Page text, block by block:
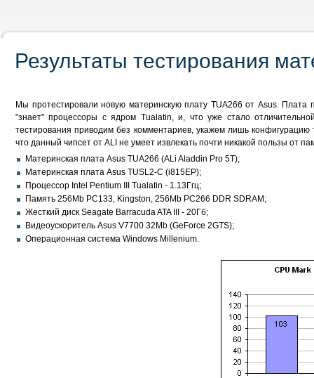
Результаты тестирования
Мы протестировали новую материнскую плату TUA266 от Asus.
"знает" процессоры c ядром Tualatin, и, что уже стало
тестирования приводим без комментариев, укажем лишь
что данный чипсет от ALI не умеет извлекать почти никакой пользы от
Материнская плата Asus TUA266 (ALi Aladdin Pro 5T);
Материнская плата Asus TUSL2-C (i815EP);
Процессор Intel Pentium III Tualatin - 1.13Ггц;
Память 256Mb PC133, Kingston, 256Mb PC266 DDR SDRAM;
Жесткий диск Seagate Barracuda ATA III - 20Гб;
Видеоускоритель Asus V7700 32Mb (GeForce 2GTS);
Операционная система Windows Millenium.